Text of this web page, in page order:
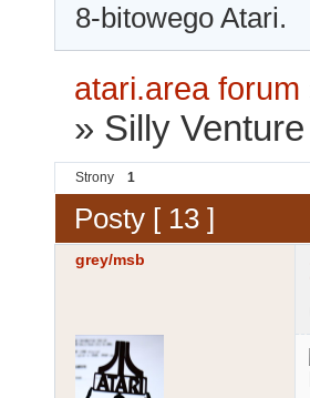
8-bitowego Atari.
atari.area forum
» Silly
Strony 1
Posty [ 13 ]
grey/msb